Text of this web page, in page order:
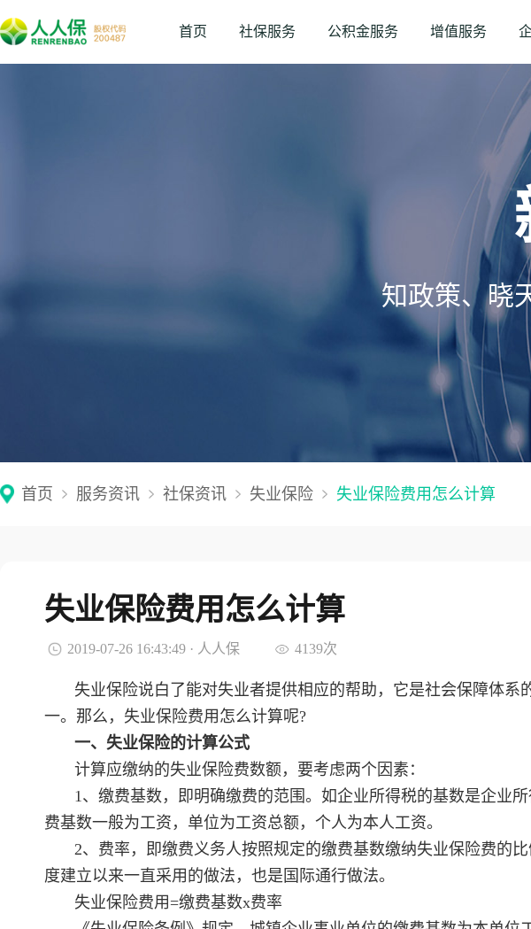
首页 社保服务 公积金服务 增值服务
知政策、晓
首页 服务资讯 社保资讯 失业保险 失业保险费用怎么计算
失业保险费用怎么计算
2019-07-26 16:43:49 · 人人保 4139次
失业保险说白了能对失业者提供相应的帮助，它是社会保障体系
一。那么，失业保险费用怎么计算呢?
一、失业保险的计算公式
计算应缴纳的失业保险费数额，要考虑两个因素：
1、缴费基数，即明确缴费的范围。如企业所得税的基数是企业
费基数一般为工资，单位为工资总额，个人为本人工资。
2、费率，即缴费义务人按照规定的缴费基数缴纳失业保险费的
度建立以来一直采用的做法，也是国际通行做法。
失业保险费用=缴费基数x费率